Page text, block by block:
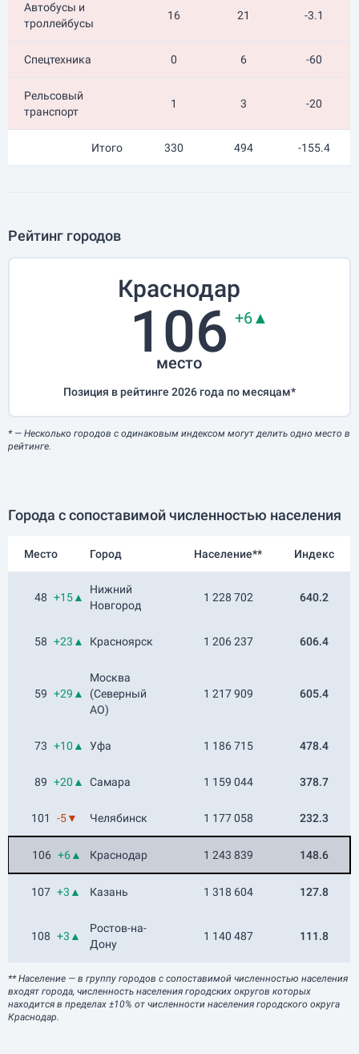
Автобусы и
троллейбусы
16 21 -3.1
Спецтехника 0 6 -60
Рельсовый
транспорт
1 3 -20
Итого 330 494 -155.4
Рейтинг городов
Краснодар
106
место
+6▲
Позиция в рейтинге 2026 года по месяцам*
*— Несколько городов с одинаковым индексом могут делить одно место в
рейтинге.
Города с сопоставимой численностью населения
Место Город Население** Индекс
48 +15▲
Нижний
Новгород
1 228 702 640.2
58 +23▲ Красноярск 1 206 237 606.4
59 +29▲
Москва
(Северный
АО)
1 217 909 605.4
73 +10▲ Уфа 1 186 715 478.4
89 +20▲ Самара 1 159 044 378.7
101 -5▼ Челябинск 1 177 058 232.3
106 +6▲ Краснодар 1 243 839 148.6
107 +3▲ Казань 1 318 604 127.8
108 +3▲
Ростов-на-
Дону
1 140 487 111.8
** Население — в группу городов с сопоставимой численностью населения
входят города, численность населения городских округов которых
находится в пределах ±10% от численности населения городского округа
Краснодар.